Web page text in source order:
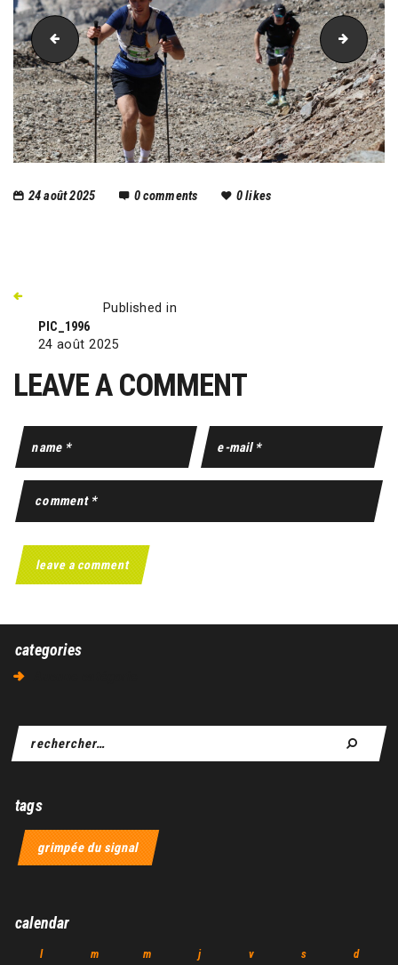
PIC_1994
24 août 2025 0comments 0likes
Published in
PIC_1996
24 août 2025
LEAVE A COMMENT
categories
tags
grimpée du signal
calendar
l m m j v s d